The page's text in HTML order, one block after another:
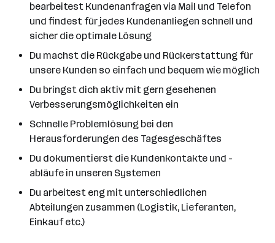
bearbeitest Kundenanfragen via Mail und Telefon
und findest für jedes Kundenanliegen schnell und
sicher die optimale Lösung
Du machst die Rückgabe und Rückerstattung für
unsere Kunden so einfach und bequem wie möglich
Du bringst dich aktiv mit gern gesehenen
Verbesserungsmöglichkeiten ein
Schnelle Problemlösung bei den
Herausforderungen des Tagesgeschäftes
Du dokumentierst die Kundenkontakte und -
abläufe in unseren Systemen
Du arbeitest eng mit unterschiedlichen
Abteilungen zusammen (Logistik, Lieferanten,
Einkauf etc.)